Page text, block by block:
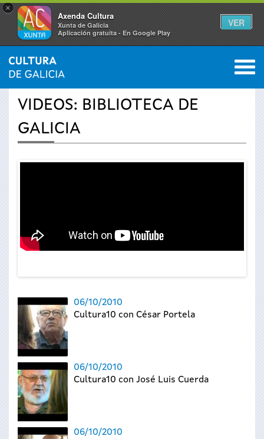
×
Axenda Cultura
Xunta de Galicia
Aplicación gratuíta - En Google Play
VER
Se
usted
INICIO › ACTUALIDAD 0
VIDEOS: BIBLIOTECA DE
GALICIA
06/10/2010
Cultura10 con César Portela
06/10/2010
Cultura10 con José Luis Cuerda
06/10/2010